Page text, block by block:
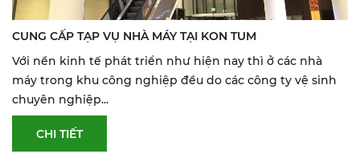
CUNG CẤP TẠP VỤ NHÀ MÁY TẠI KON TUM
Với nền kinh tế phát triển như hiện nay thì ở các nhà
máy trong khu công nghiệp đều do các công ty vệ sinh
chuyên nghiệp...
CHI TIẾT